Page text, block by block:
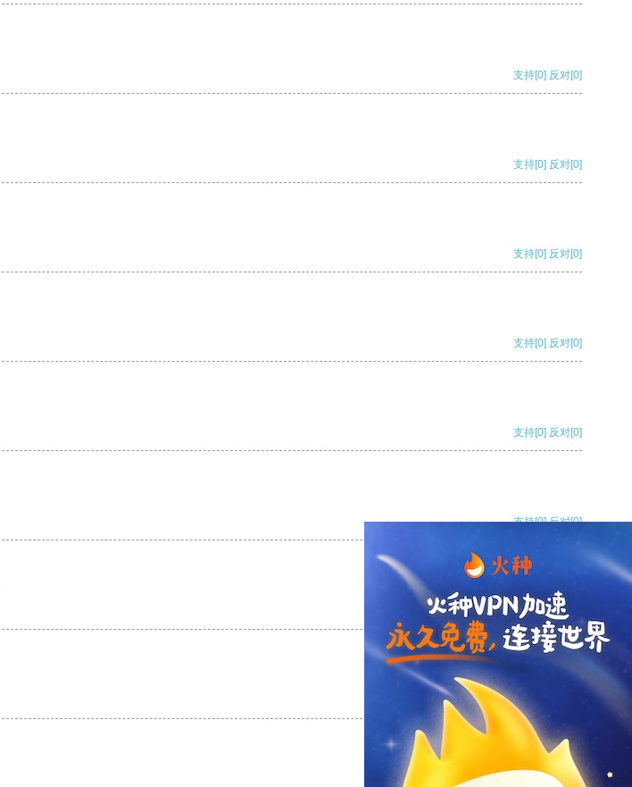
支持[0] 反对[0]
支持[0] 反对[0]
支持[0] 反对[0]
支持[0] 反对[0]
支持[0] 反对[0]
支持[0] 反对[0]
支持[0] 反对
支持